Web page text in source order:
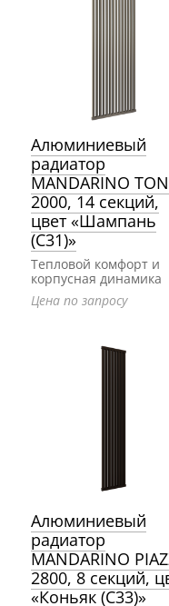
Алюминиевый
радиатор
MANDARINO
2000, 14 секций,
цвет «Шампань
(С31)»
Тепловой комфорт и
корпусная динамика
Цена по запросу
Алюминиевый
радиатор
MANDARINO
2800, 8 секций,
«Коньяк (С33)»